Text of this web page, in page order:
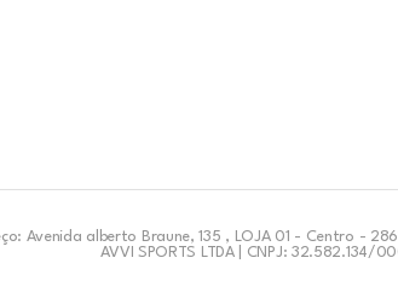
Avenida alberto Braune, 135 , LOJA 01 - Centro -
AVVI SPORTS LTDA | CNPJ: 32.582.134/